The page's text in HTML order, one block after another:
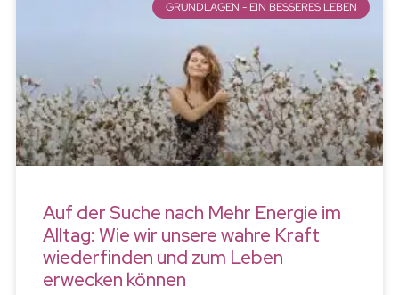
GRUNDLAGEN - EIN BESSERES LEBEN
Auf der Suche nach Mehr Energie im
Alltag: Wie wir unsere wahre Kraft
wiederfinden und zum Leben
erwecken können